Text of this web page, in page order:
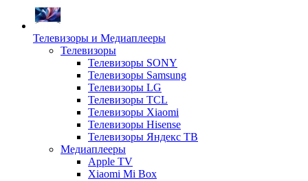
Телевизоры и Медиаплееры
Телевизоры
Телевизоры SONY
Телевизоры Samsung
Телевизоры LG
Телевизоры TCL
Телевизоры Xiaomi
Телевизоры Hisense
Телевизоры Яндекс ТВ
Медиаплееры
Apple TV
Xiaomi Mi Box